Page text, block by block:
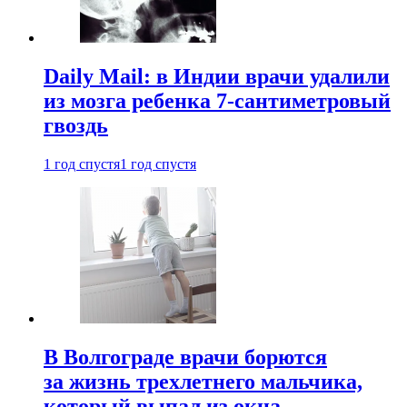
Daily Mail: в Индии врачи удалили
из мозга ребенка 7-сантиметровый
гвоздь
1 год спустя1 год спустя
В Волгограде врачи борются
за жизнь трехлетнего мальчика,